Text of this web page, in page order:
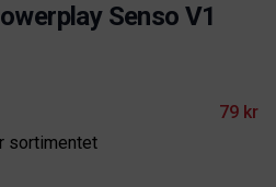
Senso V1
79 kr
sortimentet